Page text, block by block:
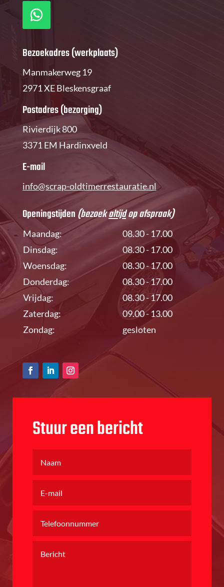
Bezoekadres (werkplaats)
Manmakerweg 19
2971 XE Bleskensgraaf
Postadres (bezorging)
Rivierdijk 800
3371 EM Hardinxveld
E-mail
info@scrap-oldtimerrestauratie.nl
Openingstijden(bezoekaltijdop afspraak)
Maandag:
Dinsdag:
Woensdag:
Donderdag:
Vrijdag:
Zaterdag:
Zondag:
08.30 - 17.00
08.30 - 17.00
08.30 - 17.00
08.30 - 17.00
08.30 - 17.00
09.00 - 13.00
gesloten
Stuur een bericht